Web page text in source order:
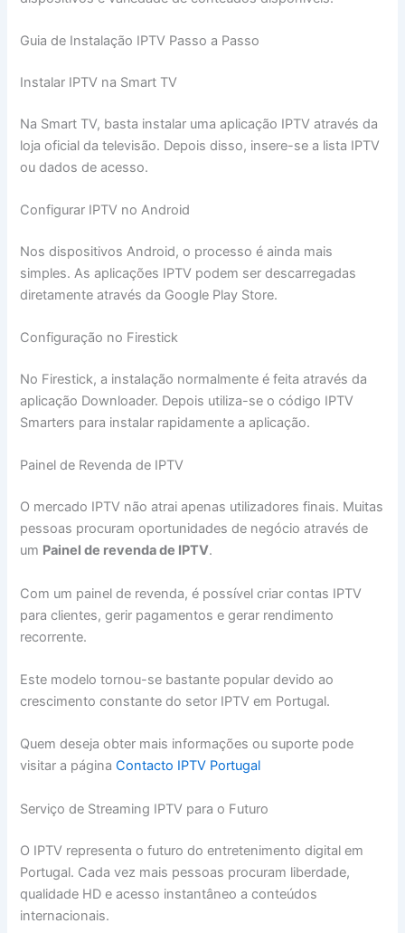
Guia de Instalação IPTV Passo a Passo
Instalar IPTV na Smart TV
Na Smart TV, basta instalar uma aplicação IPTV através da
loja oficial da televisão. Depois disso, insere-se a lista IPTV
ou dados de acesso.
Configurar IPTV no Android
Nos dispositivos Android, o processo é ainda mais
simples. As aplicações IPTV podem ser descarregadas
diretamente através da Google Play Store.
Configuração no Firestick
No Firestick, a instalação normalmente é feita através da
aplicação Downloader. Depois utiliza-se o código IPTV
Smarters para instalar rapidamente a aplicação.
Painel de Revenda de IPTV
O mercado IPTV não atrai apenas utilizadores finais. Muitas
pessoas procuram oportunidades de negócio através de
um Painel de revenda de IPTV.
Com um painel de revenda, é possível criar contas IPTV
para clientes, gerir pagamentos e gerar rendimento
recorrente.
Este modelo tornou-se bastante popular devido ao
crescimento constante do setor IPTV em Portugal.
Quem deseja obter mais informações ou suporte pode
visitar a páginaContacto IPTV Portugal
Serviço de Streaming IPTV para o Futuro
O IPTV representa o futuro do entretenimento digital em
Portugal. Cada vez mais pessoas procuram liberdade,
qualidade HD e acesso instantâneo a conteúdos
internacionais.